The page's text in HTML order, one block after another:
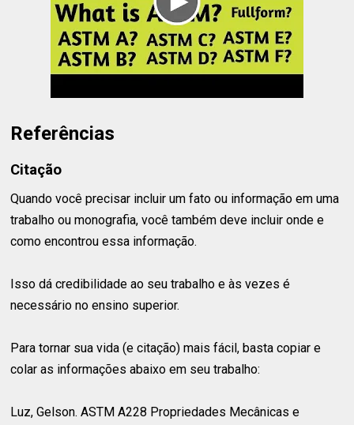
Referências
Citação
Quando você precisar incluir um fato ou informação em uma
trabalho ou monografia, você também deve incluir onde e
como encontrou essa informação.
Isso dá credibilidade ao seu trabalho e às vezes é
necessário no ensino superior.
Para tornar sua vida (e citação) mais fácil, basta copiar e
colar as informações abaixo em seu trabalho:
Luz, Gelson. ASTM A228 Propriedades Mecânicas e